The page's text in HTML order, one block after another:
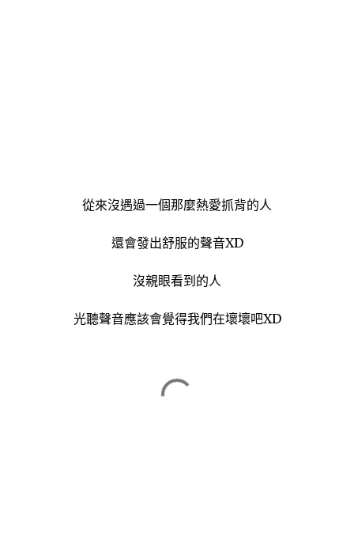
從來沒遇過一個那麼熱愛抓背的人
還會發出舒服的聲音XD
沒親眼看到的人
光聽聲音應該會覺得我們在壞壞吧XD